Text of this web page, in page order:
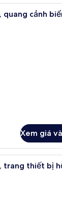
Bộ đồ
quang cảnh
Xem giá
Bộ đồ
trang thiết bị